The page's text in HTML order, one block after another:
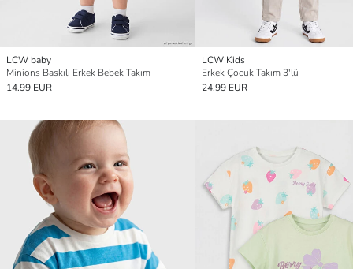
LCW baby
Minions Baskılı Erkek Bebek Takım
14.99 EUR
LCW Kids
Erkek Çocuk Takım 3'lü
24.99 EUR